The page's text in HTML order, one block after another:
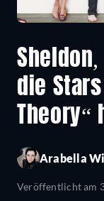
Sheldon,
die
Arabella
Veröffentlicht am